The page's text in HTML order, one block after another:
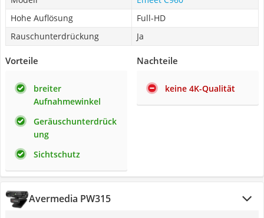
Hohe Auflösung
Full-HD
Rauschunterdrückung
Ja
Vorteile
breiter
Aufnahmewinkel
Geräuschunterdrück
ung
Sichtschutz
Nachteile
keine 4K-Qualität
Avermedia PW315